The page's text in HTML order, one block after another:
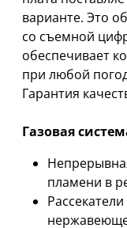
варианте. Это
со съемной
обеспечивает
при любой
Гарантия
Газовая
пламени в